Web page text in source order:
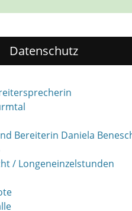
Datenschutz
Bereiterin Daniela
/ Longeneinzelstunden